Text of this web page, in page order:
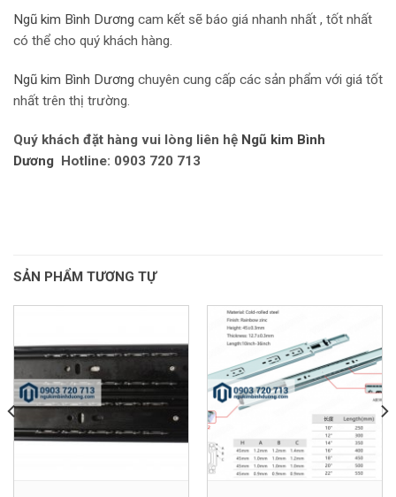
Ngũ kim Bình Dương cam kết sẽ báo giá nhanh nhất , tốt nhất
có thể cho quý khách hàng.
Ngũ kim Bình Dương chuyên cung cấp các sản phẩm với giá tốt
nhất trên thị trường.
Quý khách đặt hàng vui lòng liên hệ Ngũ kim Bình
Dương Hotline: 0903 720 713
SẢN PHẨM TƯƠNG TỰ